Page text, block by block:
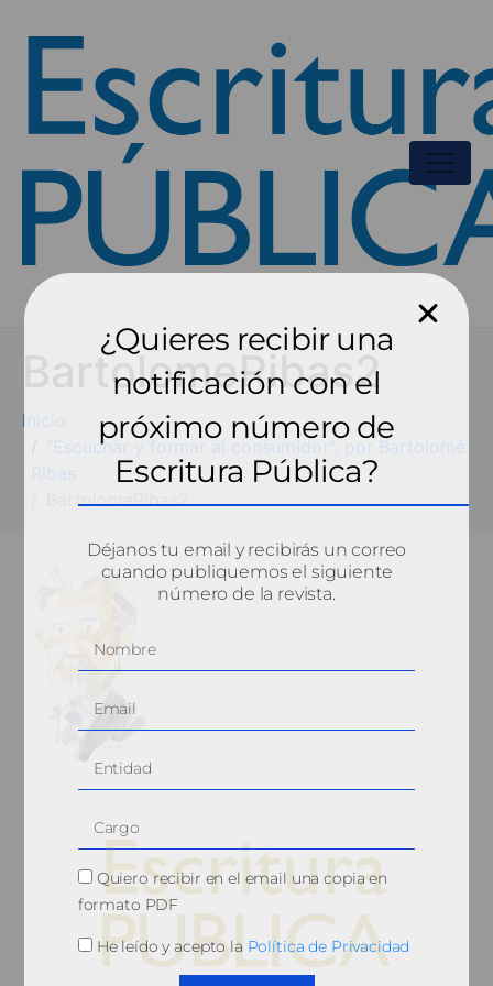
BartolomeRibas2
Inicio
"Escuchar y formar al consumidor", por Bartolomé
Ribas
BartolomeRibas2
¿Quieres recibir una
notificación con el
próximo número de
Escritura Pública?
Déjanos tu email y recibirás un correo
cuando publiquemos el siguiente
número de la revista.
Quiero recibir en el email una copia en
formato PDF
He leído y acepto la Política de Privacidad